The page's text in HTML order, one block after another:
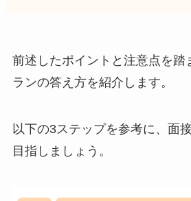
前述したポイントと注意点を踏
ランの答え方を紹介します。
以下の3ステップを参考に、面
目指しましょう。